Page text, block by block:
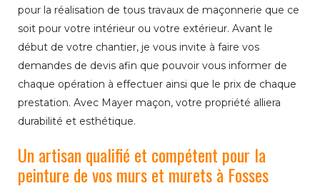
pour la réalisation de tous travaux de maçonnerie que ce
soit pour votre intérieur ou votre extérieur. Avant le
début de votre chantier, je vous invite à faire vos
demandes de devis afin que pouvoir vous informer de
chaque opération à effectuer ainsi que le prix de chaque
prestation. Avec Mayer maçon, votre propriété alliera
durabilité et esthétique.
Un artisan qualifié et compétent pour la
peinture de vos murs et murets à Fosses